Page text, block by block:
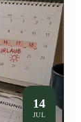
14
JUL